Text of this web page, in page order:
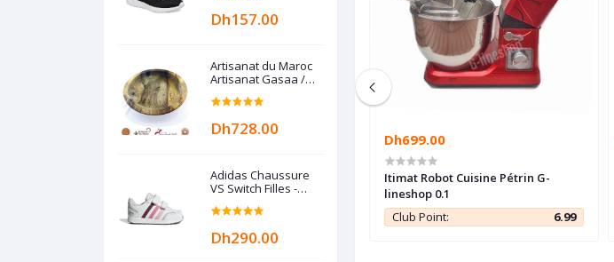
Dh157.00
Artisanat du Maroc
Artisanat Gasaa /
Gas3a / Guesâa /
Plat à couscous en
Dh728.00
Adidas Chaussure
VS Switch Filles -
Crystal Blanc
Dh290.00
Dh1,199.00
Bosch Robot pétrin multifonctions
rouge MUM48R1 ,600W, Bol inox
3,9L + accessoires
Club Point:
Dh699.00
Itimat Robot Cuisine Pétrin G-
lineshop 0.1
Club Point:
6.99